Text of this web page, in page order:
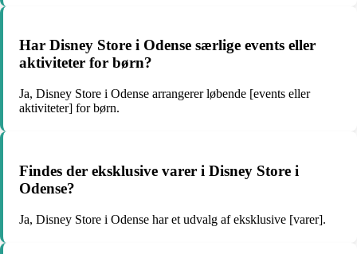
Har Disney Store i Odense særlige events eller
aktiviteter for børn?
Ja, Disney Store i Odense arrangerer løbende [events eller
aktiviteter] for børn.
Findes der eksklusive varer i Disney Store i
Odense?
Ja, Disney Store i Odense har et udvalg af eksklusive [varer].